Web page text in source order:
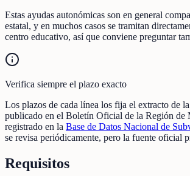
Estas ayudas autonómicas son en general
estatal, y en muchos casos se tramitan
centro educativo, así que conviene preguntar
Verifica siempre el plazo exacto
Los plazos de cada línea los fija el extracto de
publicado en el Boletín Oficial de la Región
registrado en la Base de Datos Nacional de
se revisa periódicamente, pero la fuente oficial
Requisitos